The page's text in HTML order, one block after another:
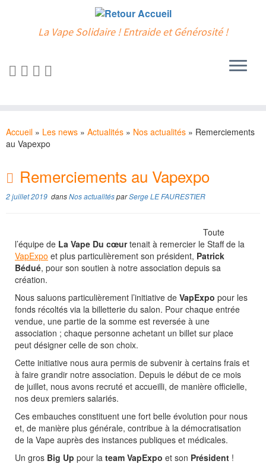
au
contenu
La Vape Solidaire ! Entraide et Générosité !
Accueil » Les news » Actualités » Nos actualités » Remerciements
au Vapexpo
Remerciements au Vapexpo
2 juillet 2019 dansNos actualitésparSerge LE FAURESTIER
Toute
l’équipe de La Vape Du cœurtenait à remercier le Staff de la
VapExpo et plus particulièrement son président, Patrick
Bédué, pour son soutien à notre association depuis sa
création.
Nous saluons particulièrement l’initiative de VapExpo pour les
fonds récoltés via la billetterie du salon. Pour chaque entrée
vendue, une partie de la somme est reversée à une
association ; chaque personne achetant un billet sur place
peut désigner celle de son choix.
Cette initiative nous aura permis de subvenir à certains frais et
à faire grandir notre association. Depuis le début de ce mois
de juillet, nous avons recruté et accueilli, de manière officielle,
nos deux premiers salariés.
Ces embauches constituent une fort belle évolution pour nous
et, de manière plus générale, contribue à la démocratisation
de la Vape auprès des instances publiques et médicales.
Un gros Big Up pour la team VapExpo et son Président !